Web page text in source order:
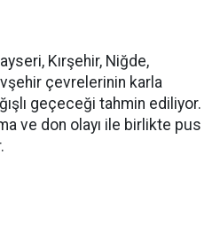
Kırşehir, Niğde,
çevrelerinin karla
geçeceği tahmin ediliyor.
ve don olayı ile birlikte pus